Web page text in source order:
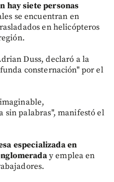
hay siete personas
se encuentran en
en helicópteros
Duss, declaró a la
consternación" por el
sin palabras", manifestó el
especializada en
y emplea en